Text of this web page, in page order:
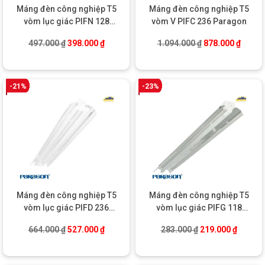
ỨNG DỤNG THỰC TIỄN CỦA MÁNG ĐÈN PIFP
228 PARAGON
đèn T5 vòm lục giác PIFP 228 Paragonđược ứng dụng rộng rãi
trong nhiều lĩnh vực:
Nhà xưởng sản xuất:
Cung cấp ánh sáng đồng đều, không
nhân.
Máng đèn công nghiệp T5
vòm lục giác PIFN 128
497.000₫ Giá gốc là: 497.000 ₫.
398.000₫Giá hiện tại là: 398.000 ₫.
Máng đèn công nghiệp T5
vòm V PIFC 236 Paragon
1.094.000₫ Giá gốc là:
878.000₫Giá
-21%
Máng đèn công nghiệp T5
vòm lục giác PIFD 236
664.000₫ Giá gốc là: 664.000 ₫.
527.000₫Giá hiện tại là: 527.000 ₫.
-23%
Máng đèn công nghiệp T5
vòm lục giác PIFG 118
283.000₫ Giá gốc là:
219.000₫Giá